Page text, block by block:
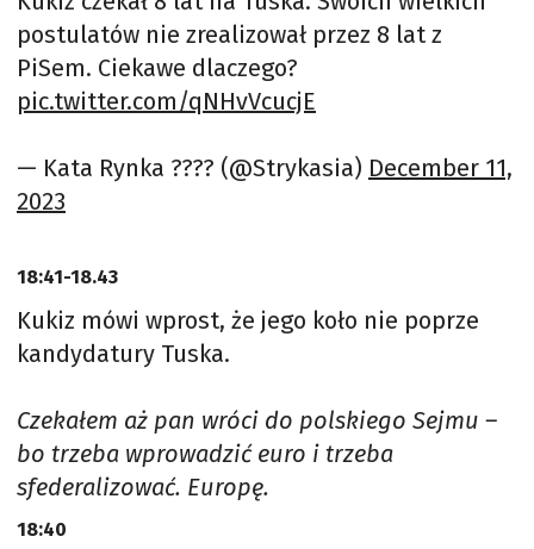
postulatów nie zrealizował przez 8 lat z
PiSem. Ciekawe dlaczego?
pic.twitter.com/qNHvVcucjE
— Kata Rynka ???? (@Strykasia) December 11,
2023
18:41-18.43
Kukiz mówi wprost, że jego koło nie poprze
kandydatury Tuska.
Czekałem aż pan wróci do polskiego Sejmu –
bo trzeba wprowadzić euro i trzeba
sfederalizować. Europę.
18:40